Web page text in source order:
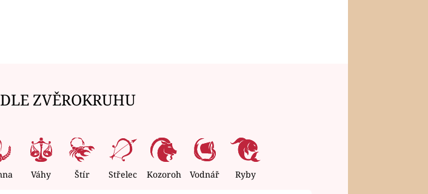
ZVĚROKRUHU
Váhy Štír Střelec Kozoroh Vodnář Ryby